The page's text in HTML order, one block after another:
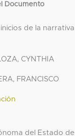
Documento
de la narrativa
CYNTHIA
FRANCISCO
del Estado de